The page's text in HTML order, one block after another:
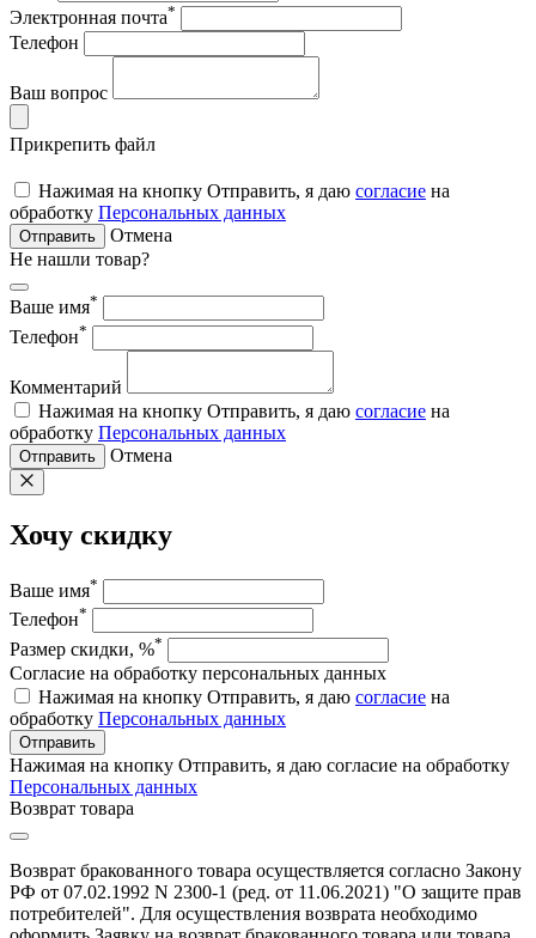
Электронная почта*
Телефон
Ваш вопрос
Прикрепить файл
Нажимая на кнопку Отправить, я даю согласие на
обработку Персональных данных
Отправить
Отмена
Не нашли товар?
Ваше имя*
Телефон*
Комментарий
Нажимая на кнопку Отправить, я даю согласие на
обработку Персональных данных
Отправить Отмена
Хочу скидку
Ваше имя*
Телефон*
Размер скидки, %*
Согласие на обработку персональных данных
Нажимая на кнопку Отправить, я даю согласие на
обработку Персональных данных
Отправить
Нажимая на кнопку Отправить, я даю согласие на обработку
Персональных данных
Возврат товара
Возврат бракованного товара осуществляется согласно Закону
РФ от 07.02.1992 N 2300-1 (ред. от 11.06.2021) "О защите прав
потребителей". Для осуществления возврата необходимо